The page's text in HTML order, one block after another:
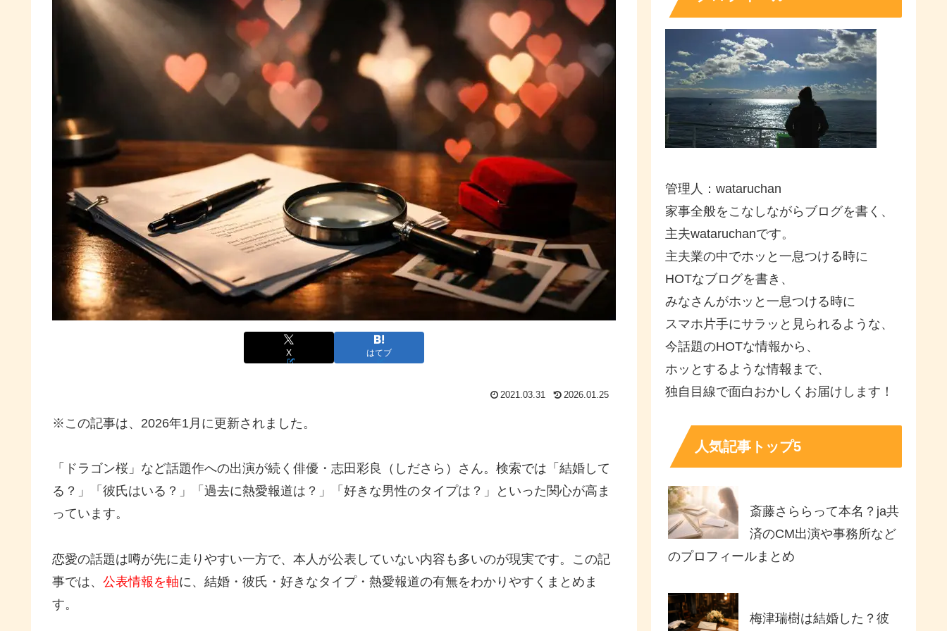
X はてブ
2021.03.31 2026.01.25
※この記事は、2026年1月に更新されました。
「ドラゴン桜」など話題作への出演が続く俳優・志田彩良（しださら）さん。検索では「結婚して
る？」「彼氏はいる？」「過去に熱愛報道は？」「好きな男性のタイプは？」といった関心が高ま
っています。
恋愛の話題は噂が先に走りやすい一方で、本人が公表していない内容も多いのが現実です。この記
事では、 公表情報を軸に、結婚・彼氏・好きなタイプ・熱愛報道の有無をわかりやすくまとめま
す。
管理人：wataruchan
家事全般をこなしながらブログを書く、
主夫wataruchanです。
主夫業の中でホッと一息つける時に
HOTなブログを書き、
みなさんがホッと一息つける時に
スマホ片手にサラッと見られるような、
今話題のHOTな情報から、
ホッとするような情報まで、
独自目線で面白おかしくお届けします！
人気記事トップ5
斎藤さららって本名？ja共
済のCM出演や事務所など
のプロフィールまとめ
梅津瑞樹は結婚した？彼